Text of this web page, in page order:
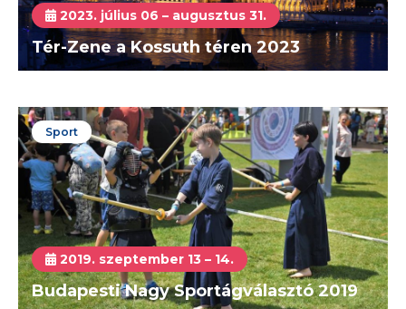
2023. július 06 – augusztus 31.
Tér-Zene a Kossuth téren 2023
Sport
2019. szeptember 13 – 14.
Budapesti Nagy Sportágválasztó 2019